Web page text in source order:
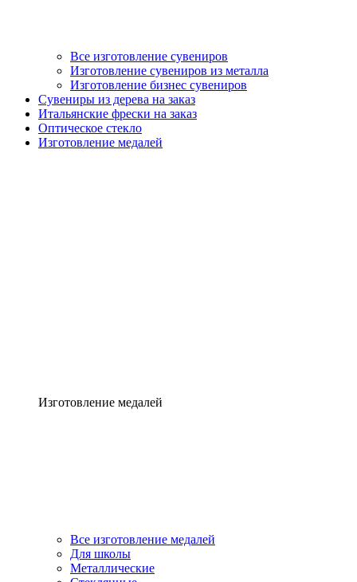
Все изготовление сувениров
Изготовление сувениров из металла
Изготовление бизнес сувениров
Сувениры из дерева на заказ
Итальянские фрески на заказ
Оптическое стекло
Изготовление медалей
Изготовление медалей
Все изготовление медалей
Для школы
Металлические